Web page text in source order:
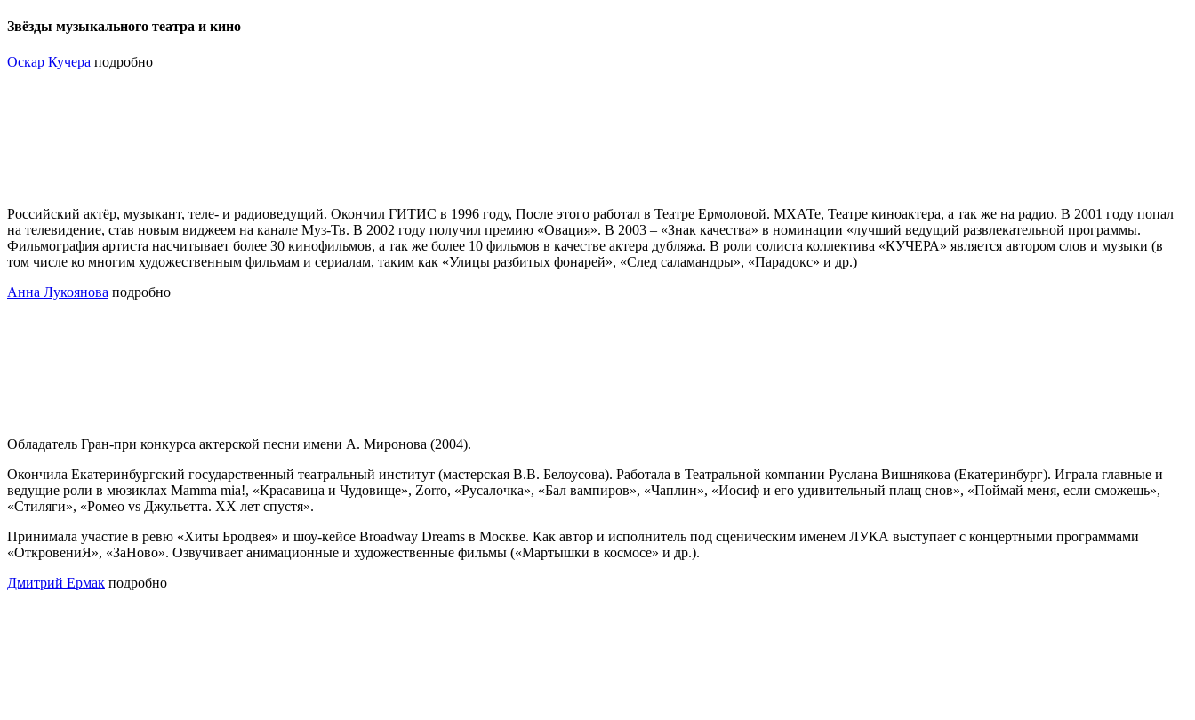
Звёзды музыкального театра и кино
Оскар Кучера подробно
Российский актёр, музыкант, теле- и радиоведущий. Окончил ГИТИС в 1996 году, После этого работал в Театре Ермоловой. МХАТе, Театре киноактера, а так же на радио. В 2001 году попал
на телевидение, став новым виджеем на канале Муз-Тв. В 2002 году получил премию «Овация». В 2003 – «Знак качества» в номинации «лучший ведущий развлекательной программы.
Фильмография артиста насчитывает более 30 кинофильмов, а так же более 10 фильмов в качестве актера дубляжа. В роли солиста коллектива «КУЧЕРА» является автором слов и музыки (в
том числе ко многим художественным фильмам и сериалам, таким как «Улицы разбитых фонарей», «След саламандры», «Парадокс» и др.)
Анна Лукоянова подробно
Обладатель Гран-при конкурса актерской песни имени А. Миронова (2004).
Окончила Екатеринбургский государственный театральный институт (мастерская В.В. Белоусова). Работала в Театральной компании Руслана Вишнякова (Екатеринбург). Играла главные и
ведущие роли в мюзиклах Mamma mia!, «Красавица и Чудовище», Zorro, «Русалочка», «Бал вампиров», «Чаплин», «Иосиф и его удивительный плащ снов», «Поймай меня, если сможешь»,
«Стиляги», «Ромео vs Джульетта. ХХ лет спустя».
Принимала участие в ревю «Хиты Бродвея» и шоу-кейсе Broadway Dreams в Москве. Как автор и исполнитель под сценическим именем ЛУКА выступает с концертными программами
«ОткровениЯ», «ЗаНово». Озвучивает анимационные и художественные фильмы («Мартышки в космосе» и др.).
Дмитрий Ермак подробно